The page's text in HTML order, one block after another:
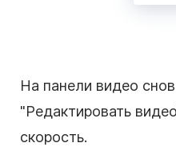
На панели видео
"Редактировать
скорость.